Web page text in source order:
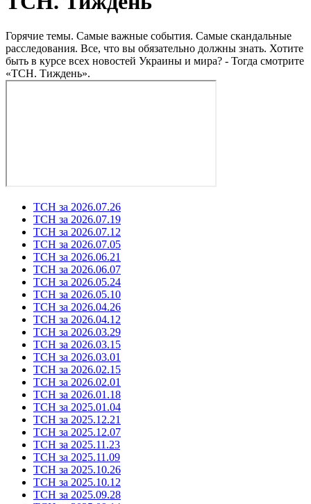
Горячие темы. Самые важные события. Самые скандальные
расследования. Все, что вы обязательно должны знать. Хотите
быть в курсе всех новостей Украины и мира? - Тогда смотрите
«ТСН. Тиждень».
ТСН за 2026.07.26
ТСН за 2026.07.19
ТСН за 2026.07.12
ТСН за 2026.07.05
ТСН за 2026.06.21
ТСН за 2026.06.07
ТСН за 2026.05.24
ТСН за 2026.05.10
ТСН за 2026.04.26
ТСН за 2026.04.12
ТСН за 2026.03.29
ТСН за 2026.03.15
ТСН за 2026.03.01
ТСН за 2026.02.15
ТСН за 2026.02.01
ТСН за 2026.01.18
ТСН за 2025.01.04
ТСН за 2025.12.21
ТСН за 2025.12.07
ТСН за 2025.11.23
ТСН за 2025.11.09
ТСН за 2025.10.26
ТСН за 2025.10.12
ТСН за 2025.09.28